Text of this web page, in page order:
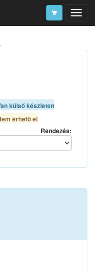
külső készleten
érhető el
Rendezés: